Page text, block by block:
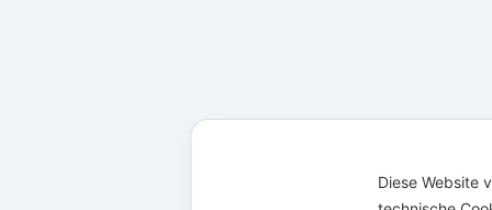
Diese Website